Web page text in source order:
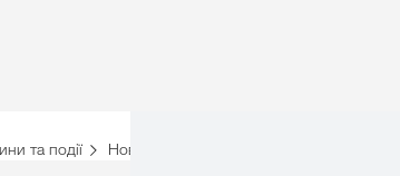
та події Новини